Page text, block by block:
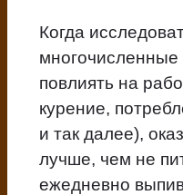
Когда
повлиять на
курение,
и так далее),
лучше, чем не
ежедневно